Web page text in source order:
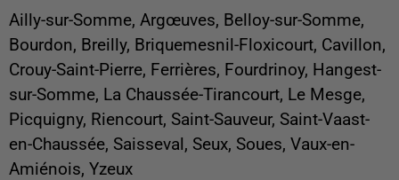
Ailly-sur-Somme, Argœuves, Belloy-sur-Somme,
Bourdon, Breilly, Briquemesnil-Floxicourt, Cavillon,
Crouy-Saint-Pierre, Ferrières, Fourdrinoy, Hangest-
sur-Somme, La Chaussée-Tirancourt, Le Mesge,
Picquigny, Riencourt, Saint-Sauveur, Saint-Vaast-
en-Chaussée, Saisseval, Seux, Soues, Vaux-en-
Amiénois, Yzeux